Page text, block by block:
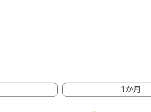
1か月